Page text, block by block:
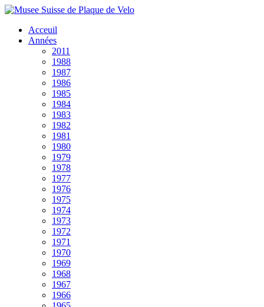
Acceuil
Années
2011
1988
1987
1986
1985
1984
1983
1982
1981
1980
1979
1978
1977
1976
1975
1974
1973
1972
1971
1970
1969
1968
1967
1966